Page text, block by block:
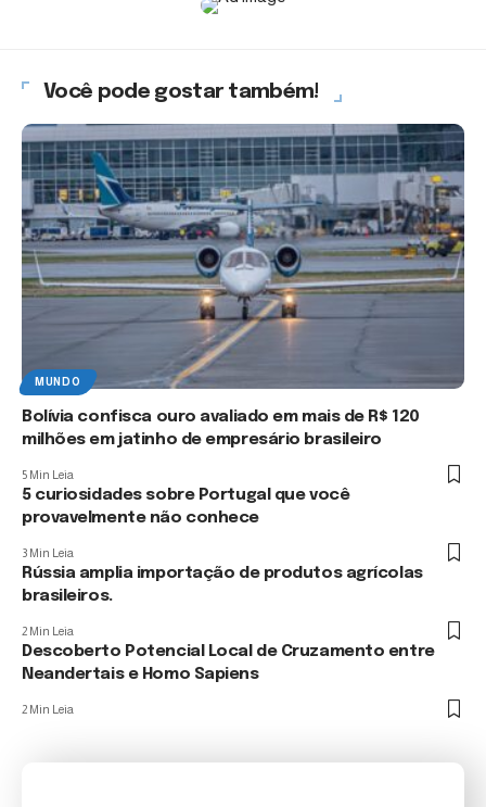
Você pode gostar também!
MUNDO
Bolívia confisca ouro avaliado em mais de R$ 120
milhões em jatinho de empresário brasileiro
5 Min Leia
5 curiosidades sobre Portugal que você
provavelmente não conhece
3 Min Leia
Rússia amplia importação de produtos agrícolas
brasileiros.
2 Min Leia
Descoberto Potencial Local de Cruzamento entre
Neandertais e Homo Sapiens
2 Min Leia